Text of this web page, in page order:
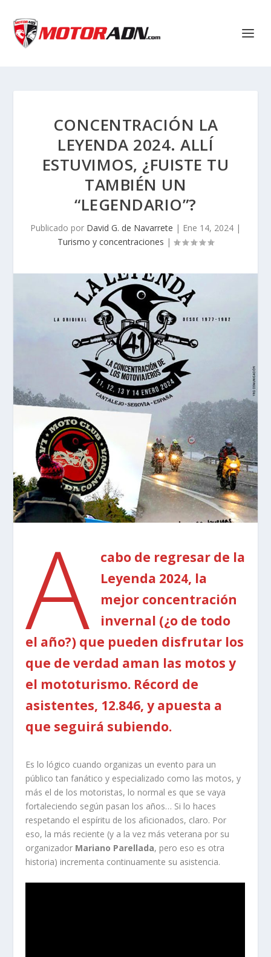
CONCENTRACIÓN LA
LEYENDA 2024. ALLÍ
ESTUVIMOS, ¿FUISTE TU
TAMBIÉN UN
“LEGENDARIO”?
Publicado por David G. de Navarrete | Ene 14, 2024 |
Turismo y concentraciones |
A
cabo de regresar de la
Leyenda 2024, la
mejor concentración
invernal (¿o de todo
el año?) que pueden disfrutar los
que de verdad aman las motos y
el mototurismo. Récord de
asistentes, 12.846, y apuesta a
que seguirá subiendo.
Es lo lógico cuando organizas un evento para un
público tan fanático y especializado como las motos, y
más el de los motoristas, lo normal es que se vaya
fortaleciendo según pasan los años… Si lo haces
respetando el espíritu de los aficionados, claro. Por
eso, la más reciente (y a la vez más veterana por su
organizador Mariano Parellada, pero eso es otra
historia) incrementa continuamente su asistencia.